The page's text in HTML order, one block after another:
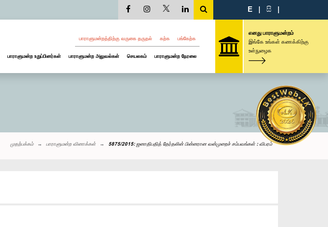
E | සි |
பாராளுமன்றத்திற்கு வருகை தருதல் கற்க பங்கேற்க
பாராளுமன்ற உறுப்பினர்கள் பாராளுமன்ற அலுவல்கள் செயலகம் பாராளுமன்ற நேரலை
எனது பாராளுமன்றம்
இங்கே உங்கள் கணக்கிற்கு
உள்நுழைக
முதற்பக்கம் பாராளுமன்ற வினாக்கள் 5875/2015: ஜனாதிபதித் தேர்தலின் பின்னரான வன்முறைச் சம்பவங்கள் : விபரம்